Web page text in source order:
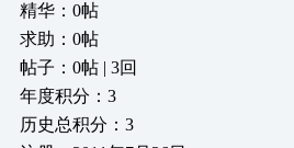
精华：0帖
求助：0帖
帖子：0帖 | 3回
年度积分：3
历史总积分：3